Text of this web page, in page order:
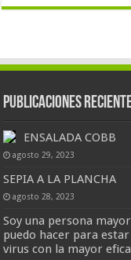
Publicaciones
ENSALADA COBB
agosto 29, 2023
SEPIA A LA PLANCHA
agosto 28, 2023
Soy una persona
puedo hacer para
virus con la mayor